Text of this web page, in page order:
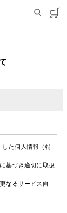
た個人情報（特
基づき適切に取扱
なるサービス向